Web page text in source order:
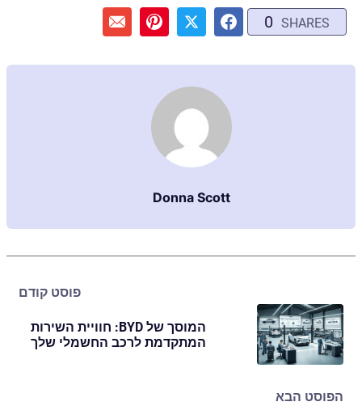
0 SHARES
Donna Scott
פוסט קודם
המוסך של BYD: חוויית השירות
המתקדמת לרכב החשמלי שלך
הפוסט הבא